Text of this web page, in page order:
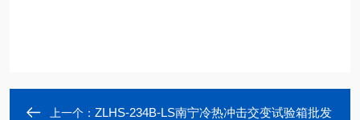
上一个： ZLHS-234B-LS南宁冷热冲击交变试验箱批发